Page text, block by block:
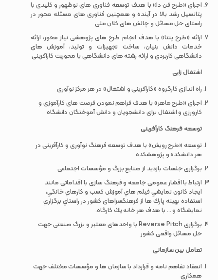
اجرای «طرح فن دا» با هدف توسعه فناوری های نوظهور و کلیدی با
پتانسیل رشد بالا در آینده و همچنین فناوری های مسئله محور در
راستای حل مسائل و چالش های کلان ملی
ارائه «طرح پنتا» با هدف انجام طرح های پژوهشی نیاز محور، ارائه
خدمات دانش بنیان، ساخت تجهیزات و تولید، آموزش های
دانشگاهی کاربردی و ارائه رشته های دانشگاهی با محوریت کارآفرینی
اشتغال زایی
راه اندازی کارگروه «کارآفرینی و اشتغال» در هر مرکز نوآوری
اجرای «طرح ماهر» با هدف فراهم نمودن فرصت های کارآموزی و
کارورزی و اشتغال برای دانشجویان و دانش آموختگان دانشگاه
توسعه فرهنگ کارآفرینی
توسعه «طرح رویش» با هدف توسعه فرهنگ نوآوری و کارآفرینی در
هر دانشکده و پژوهشکده
برگزاری جلسات بازدید از صنایع بزرگ و مؤسسات اجتماعی
ارتباط با اقشار عمومی جامعه و فرهنگ سازی با اقداماتی مانند
ايجاد كانون نمايشي فيلم هاي آموزش كسب و كارهاي خانگي،
استفاده بهينه پارك ها از فرهنگسراهای کشور در راستاي برگزاري
نمايشگاه و ... با هدف هر خانه يك كارگاه.
برگزاری Reverse Pitch با واحدهای معتبر و بزرگ صنعتی جهت
حل مسائل واقعی کشور
تعامل بین سازمانی
انعقاد تفاهم نامه و قرارداد با سازمان ها و مؤسسات مختلف جهت
همکاری